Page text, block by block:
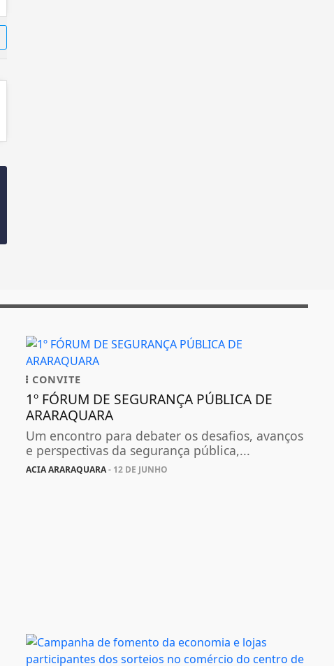
CONVITE
1º FÓRUM DE SEGURANÇA PÚBLICA DE
ARARAQUARA
Um encontro para debater os desafios, avanços
e perspectivas da segurança pública,...
ACIA ARARAQUARA- 12 DE JUNHO